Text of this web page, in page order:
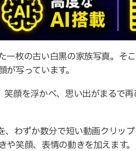
一枚の古い白黒の家族写真。そ
写っています。
顔を浮かべ、思い出がまるで
わずか数分で短い動画クリッ
笑顔、表情の動きを加えます。